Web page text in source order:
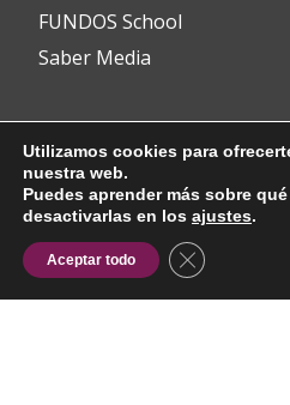
FUNDOS School
Saber Media
Contacto
info@fundos.es
Avenida del Padre Isla, 8
24002 León (España)
Utilizamos cookies para
nuestra web.
Puedes aprender más sobre
desactivarlas en los ajustes.
Aceptar todo CERRAR